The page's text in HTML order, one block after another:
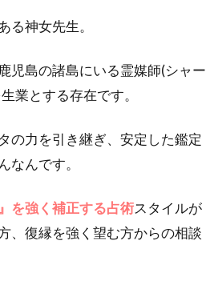
る神女先生。
児島の諸島にいる霊媒師(シャー
業とする存在です。
の力を引き継ぎ、安定した鑑定
なんです。
を強く補正する占術スタイルが
、復縁を強く望む方からの相談